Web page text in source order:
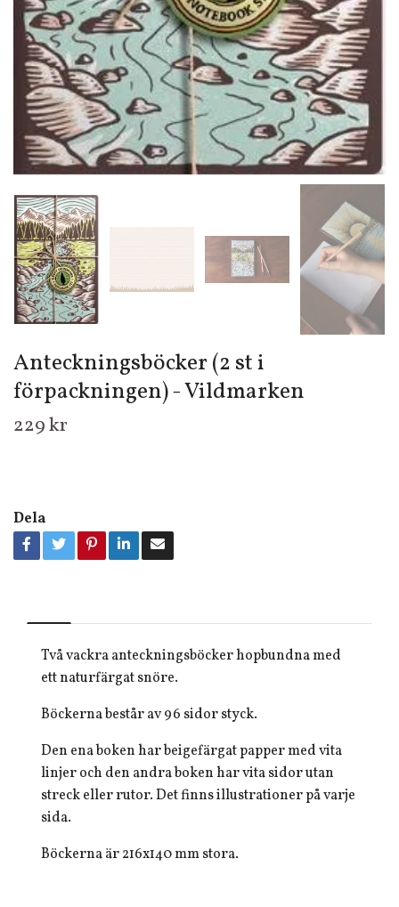
Anteckningsböcker (2 st i
förpackningen) - Vildmarken
229 kr
Dela
Två vackra anteckningsböcker hopbundna med
ett naturfärgat snöre.
Böckerna består av 96 sidor styck.
Den ena boken har beigefärgat papper med vita
linjer och den andra boken har vita sidor utan
streck eller rutor. Det finns illustrationer på varje
sida.
Böckerna är 216x140 mm stora.